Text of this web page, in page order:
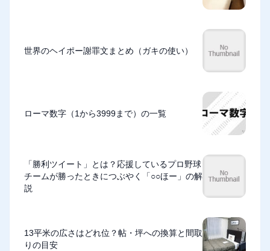
世界のヘイポー謝罪文まとめ（ガキの使い）
ローマ数字（1から3999まで）の一覧
「勝利ツイート」とは？応援しているプロ野球
チームが勝ったときにつぶやく「○○ほー」の解
説
13平米の広さはどれ位？帖・坪への換算と間取
りの目安